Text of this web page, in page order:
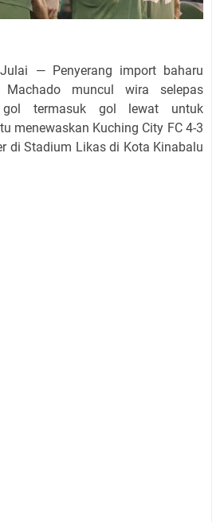
Julai — Penyerang import baharu
Machado muncul wira selepas
gol termasuk gol lewat untuk
menewaskan Kuching City FC 4-3
di Stadium Likas di Kota Kinabalu